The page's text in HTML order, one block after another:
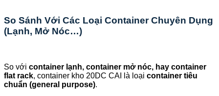
So Sánh Với Các Loại Container Chuyên Dụng
(Lạnh, Mở Nóc…)
So với container lạnh, container mở nóc, hay container
flat rack, container kho 20DC CAI là loại container tiêu
chuẩn (general purpose).